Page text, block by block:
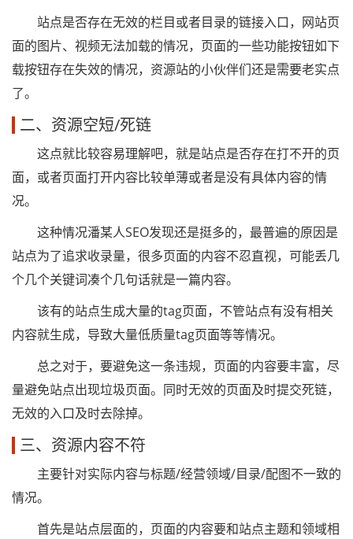
站点是否存在无效的栏目或者目录的链接入口，网站页
面的图片、视频无法加载的情况，页面的一些功能按钮如下
载按钮存在失效的情况，资源站的小伙伴们还是需要老实点
了。
二、资源空短/死链
这点就比较容易理解吧，就是站点是否存在打不开的页
面，或者页面打开内容比较单薄或者是没有具体内容的情
况。
这种情况潘某人SEO发现还是挺多的，最普遍的原因是
站点为了追求收录量，很多页面的内容不忍直视，可能丢几
个几个关键词凑个几句话就是一篇内容。
该有的站点生成大量的tag页面，不管站点有没有相关
内容就生成，导致大量低质量tag页面等等情况。
总之对于，要避免这一条违规，页面的内容要丰富，尽
量避免站点出现垃圾页面。同时无效的页面及时提交死链，
无效的入口及时去除掉。
三、资源内容不符
主要针对实际内容与标题/经营领域/目录/配图不一致的
情况。
首先是站点层面的，页面的内容要和站点主题和领域相